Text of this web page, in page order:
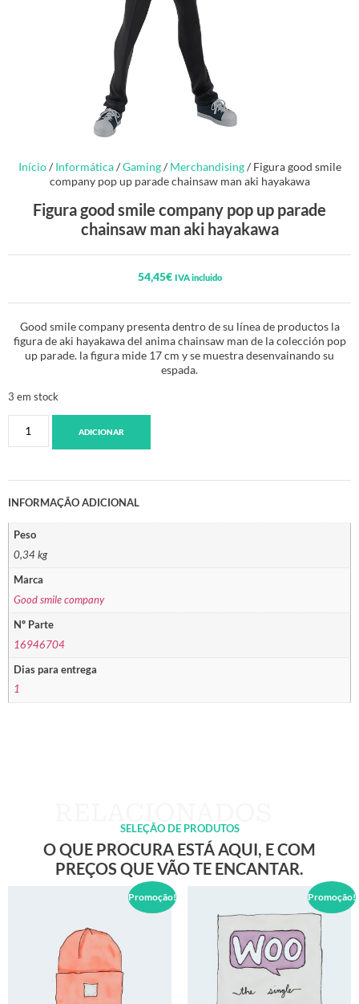
Início/ Informática/Gaming/ Merchandising/ Figura good smile
company pop up parade chainsaw man aki hayakawa
Figura good smile company pop up parade
chainsaw man aki hayakawa
54,45€ IVA incluido
Good smile company presenta dentro de su línea de productos la
figura de aki hayakawa del anima chainsaw man de la colección pop
up parade. la figura mide 17 cm y se muestra desenvainando su
espada.
3 em stock
ADICIONAR
INFORMAÇÃO ADICIONAL
Peso
0,34 kg
Marca
Good smile company
Nº Parte
16946704
Dias para entrega
1
SELEÇÃO DE PRODUTOS
O QUE PROCURA ESTÁ AQUI, E COM
PREÇOS QUE VÃO TE ENCANTAR.
Promoção! Promoção!